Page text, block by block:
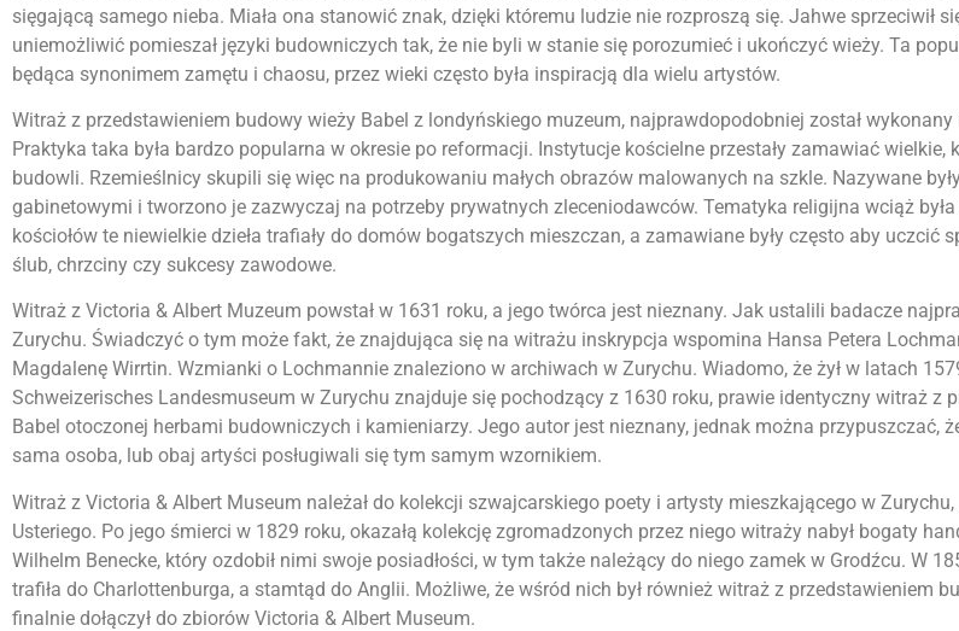
sięgającą samego nieba. Miała ona stanowić znak, dzięki któremu ludzie nie rozproszą się. Jahwe sprzeciwił
uniemożliwić pomieszał języki budowniczych tak, że nie byli w stanie się porozumieć i ukończyć wieży. Ta
będąca synonimem zamętu i chaosu, przez wieki często była inspiracją dla wielu artystów.
Witraż z przedstawieniem budowy wieży Babel z londyńskiego muzeum, najprawdopodobniej został
Praktyka taka była bardzo popularna w okresie po reformacji. Instytucje kościelne przestały zamawiać wielkie,
budowli. Rzemieślnicy skupili się więc na produkowaniu małych obrazów malowanych na szkle. Nazywane
gabinetowymi i tworzono je zazwyczaj na potrzeby prywatnych zleceniodawców. Tematyka religijna wciąż
kościołów te niewielkie dzieła trafiały do domów bogatszych mieszczan, a zamawiane były często aby uczcić
ślub, chrzciny czy sukcesy zawodowe.
Witraż z Victoria & Albert Muzeum powstał w 1631 roku, a jego twórca jest nieznany. Jak ustalili badacze
Zurychu. Świadczyć o tym może fakt, że znajdująca się na witrażu inskrypcja wspomina Hansa Petera
Magdalenę Wirrtin. Wzmianki o Lochmannie znaleziono w archiwach w Zurychu. Wiadomo, że żył w latach
Schweizerisches Landesmuseum w Zurychu znajduje się pochodzący z 1630 roku, prawie identyczny witraż z
Babel otoczonej herbami budowniczych i kamieniarzy. Jego autor jest nieznany, jednak można przypuszczać,
sama osoba, lub obaj artyści posługiwali się tym samym wzornikiem.
Witraż z Victoria & Albert Museum należał do kolekcji szwajcarskiego poety i artysty mieszkającego w
Usteriego. Po jego śmierci w 1829 roku, okazałą kolekcję zgromadzonych przez niego witraży nabył bogaty
Wilhelm Benecke, który ozdobił nimi swoje posiadłości, w tym także należący do niego zamek w Grodźcu. W
trafiła do Charlottenburga, a stamtąd do Anglii. Możliwe, że wśród nich był również witraż z przedstawieniem
finalnie dołączył do zbiorów Victoria & Albert Museum.